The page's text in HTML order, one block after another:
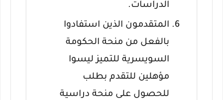
الدراسات.
المتقدمون الذين استفادوا
بالفعل من منحة الحكومة
السويسرية للتميز ليسوا
مؤهلين للتقدم بطلب
للحصول على منحة دراسية